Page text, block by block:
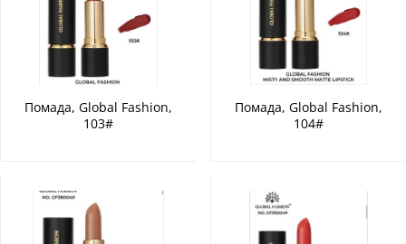
Помада, Global Fashion,
103#
Помада, Global Fashion,
104#